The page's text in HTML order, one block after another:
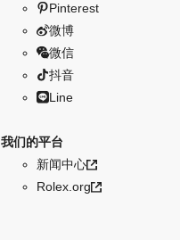
Pinterest
微博
微信
抖音
Line
我们的平台
新闻中心
Rolex.org